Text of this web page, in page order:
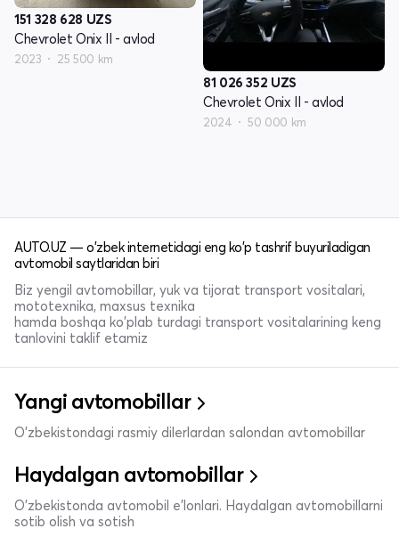
151 328 628 UZS
Chevrolet Onix II - avlod
2023 25 500 km
81 026 352 UZS
Chevrolet Onix II - avlod
2024 50 000 km
AUTO.UZ — o'zbek internetidagi eng ko'p tashrif buyuriladigan
avtomobil saytlaridan biri
Biz yengil avtomobillar, yuk va tijorat transport vositalari,
mototexnika, maxsus texnika
hamda boshqa ko'plab turdagi transport vositalarining keng
tanlovini taklif etamiz
Yangi avtomobillar
O'zbekistondagi rasmiy dilerlardan salondan avtomobillar
Haydalgan avtomobillar
O'zbekistonda avtomobil e’lonlari. Haydalgan avtomobillarni
sotib olish va sotish